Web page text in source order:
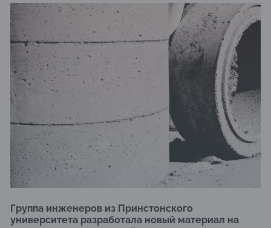
Группа инженеров из Принстонского
университета разработала новый материал на